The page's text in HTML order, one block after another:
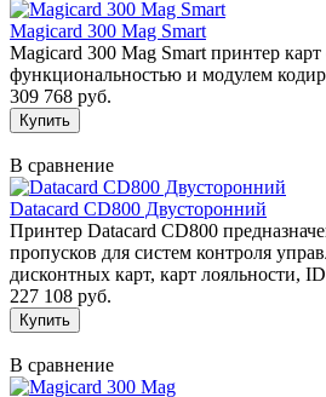
Magicard 300 Mag Smart
Magicard 300 Mag Smart принтер карт
функциональностью и модулем
309 768 руб.
В сравнение
Datacard CD800 Двусторонний
Принтер Datacard CD800
пропусков для систем контроля
дисконтных карт, карт лояльности,
227 108 руб.
В сравнение